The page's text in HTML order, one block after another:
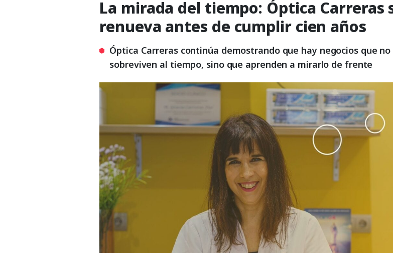
La mirada del tiempo: Óptica Carreras
renueva antes de cumplir cien años
Óptica Carreras continúa demostrando que hay negocios que no
sobreviven al tiempo, sino que aprenden a mirarlo de frente